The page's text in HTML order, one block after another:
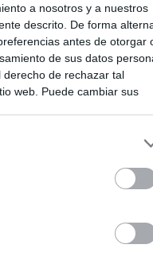
a nosotros y a nuestros
descrito. De forma
antes de otorgar
de sus datos
de rechazar tal
web. Puede cambiar sus